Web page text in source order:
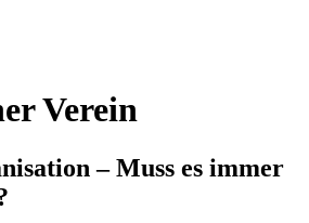
Verein
– Muss es immer